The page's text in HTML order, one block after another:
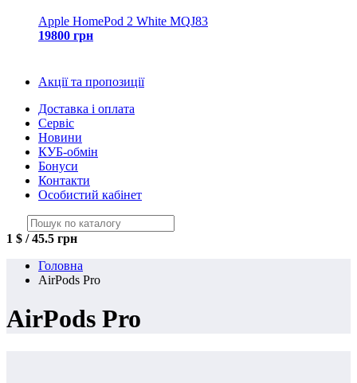
Apple HomePod 2 White MQJ83
19800 грн
Акції та пропозиції
Доставка і оплата
Сервіс
Новини
КУБ-обмін
Бонуси
Контакти
Особистий кабінет
1 $ / 45.5 грн
Головна
AirPods Pro
AirPods Pro